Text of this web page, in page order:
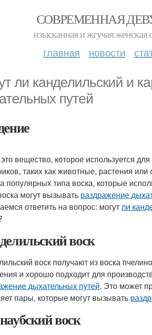
СОВРЕМЕННАЯ
изысканная и жгучая женская
главная новости
ли канделильский и
путей
вещество, которое используется
таких как животные, растения
популярных типа воска, которые
могут вызывать раздражение
ответить на вопрос: могутли
воск
воск получают из воска
и хорошо подходит для
дыхательных путей. Это может
пары, которые могут вызывать
воск